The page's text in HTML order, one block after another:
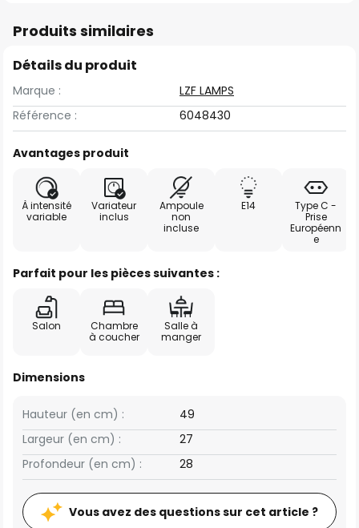
Produits similaires
Détails du produit
Marque :
LZF LAMPS
Référence :
6048430
Avantages produit
À intensité
variable
Variateur
inclus
Ampoule
non
incluse
E14
Type C -
Prise
Européenn
e
Parfait pour les pièces suivantes :
Salon
Chambre
à coucher
Salle à
manger
Dimensions
Largeur (en cm) : 27
Hauteur (en cm) : 49
Profondeur (en cm) : 28
Vous avez des questions sur cet article ?